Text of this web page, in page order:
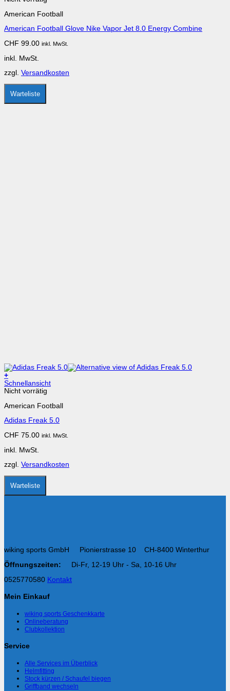
mehrere
auf.
Optionen
auf
Produktseite
gewählt
werden
American Football
American Football Glove Nike Vapor Jet 8.0 Energy Combine
CHF 99.00 inkl. MwSt.
inkl. MwSt.
zzgl. Versandkosten
Warteliste
+
Dieses
Produkt
mehrere
auf.
Optionen
auf
Produktseite
gewählt
werden
Schnellansicht
Nicht vorrätig
American Football
Adidas Freak 5.0
CHF 75.00 inkl. MwSt.
inkl. MwSt.
zzgl. Versandkosten
Warteliste
wiking sports GmbH Pionierstrasse 10 CH-8400 Winterthur
Öffnungszeiten:
Di-Fr, 12-19 Uhr - Sa, 10-16 Uhr
0525770580 Kontakt
Mein Einkauf
wiking sports Geschenkkarte
Onlineberatung
Clubkollektion
Service
Alle Services im Überblick
Helmfitting
Stock kürzen / Schaufel biegen
Griffband wechseln